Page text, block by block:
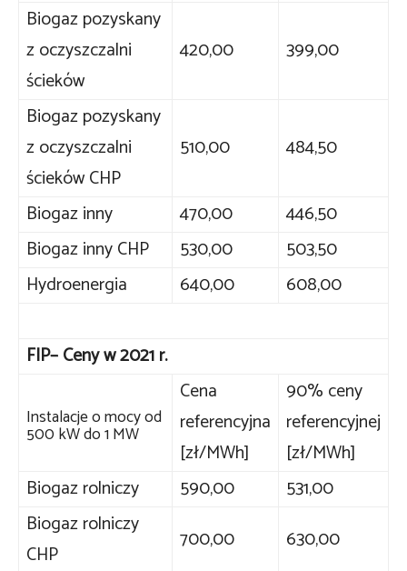
Biogaz pozyskany
z oczyszczalni
ścieków
420,00 399,00
Biogaz pozyskany
z oczyszczalni
ścieków CHP
510,00 484,50
Biogaz inny 470,00
446,50
Biogaz inny CHP
530,00
503,50
Hydroenergia
640,00 608,00
FIP– Ceny w 2021 r.
Instalacje o mocy od
500 kW do 1 MW
Cena
referencyjna
[zł/MWh]
90% ceny
referencyjnej
[zł/MWh]
Biogaz rolniczy
590,00
531,00
Biogaz rolniczy
CHP
700,00 630,00